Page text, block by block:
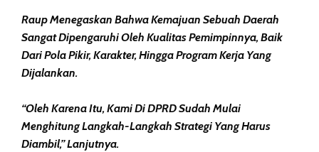
Raup Menegaskan Bahwa Kemajuan Sebuah Daerah
Sangat Dipengaruhi Oleh Kualitas Pemimpinnya, Baik
Dari Pola Pikir, Karakter, Hingga Program Kerja Yang
Dijalankan.
“Oleh Karena Itu, Kami Di DPRD Sudah Mulai
Menghitung Langkah-Langkah Strategi Yang Harus
Diambil,” Lanjutnya.